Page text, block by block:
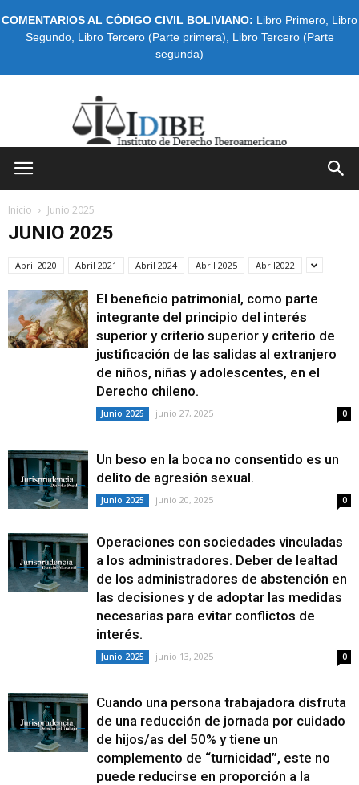
COMENTARIOS AL CÓDIGO CIVIL BOLIVIANO: Libro Primero Libro
Segundo, Libro Tercero (Parte primera)
Libro Tercero (Parte
segunda)
Inicio Junio 2025
JUNIO 2025
Abril 2020 Abril 2021 Abril 2024 Abril 2025 Abril2022
El beneficio patrimonial, como parte
integrante del principio del interés
superior y criterio superior y criterio de
justificación de las salidas al extranjero
de niños, niñas y adolescentes, en el
Derecho chileno.
Junio 2025 junio 27, 2025 0
Un beso en la boca no consentido es un
delito de agresión sexual.
Junio 2025 junio 20, 2025 0
Operaciones con sociedades vinculadas
a los administradores. Deber de lealtad
de los administradores de abstención en
las decisiones y de adoptar las medidas
necesarias para evitar conflictos de
interés.
Junio 2025 junio 13, 2025 0
Cuando una persona trabajadora disfruta
de una reducción de jornada por cuidado
de hijos/as del 50% y tiene un
complemento de “turnicidad”, este no
puede reducirse en proporción a la